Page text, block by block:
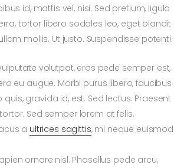
id, mattis vel, nisi. Sed pretium, ligula
tortor libero sodales leo, eget blandit
mollis. Ut justo. Suspendisse potenti.
volutpat, eros pede semper est,
eu augue. Morbi purus libero, faucibus
gravida id, est. Sed lectus. Praesent
Sed semper lorem at felis.
a ultrices sagittis, mi neque euismod
ornare nisl. Phasellus pede arcu,